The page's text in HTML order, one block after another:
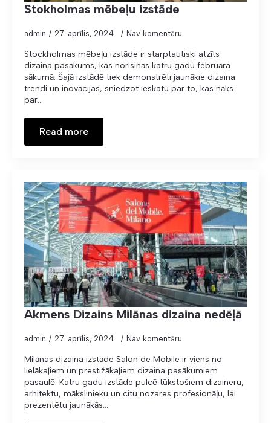
Stokholmas mēbeļu izstāde
admin 27. aprīlis, 2024. Nav komentāru
Stockholmas mēbeļu izstāde ir starptautiski atzīts
dizaina pasākums, kas norisinās katru gadu februāra
sākumā. Šajā izstādē tiek demonstrēti jaunākie dizaina
trendi un inovācijas, sniedzot ieskatu par to, kas nāks
par…
Read more
Akmens Dizains Milānas dizaina nedēļā
admin 27. aprīlis, 2024. Nav komentāru
Milānas dizaina izstāde Salon de Mobile ir viens no
lielākajiem un prestižākajiem dizaina pasākumiem
pasaulē. Katru gadu izstāde pulcē tūkstošiem dizaineru,
arhitektu, mākslinieku un citu nozares profesionāļu, lai
prezentētu jaunākās…